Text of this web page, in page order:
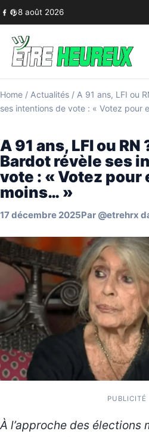
Skip to content
8 août 2026
Home / Actualités / A 91 ans, LFI ou
ses intentions de vote : « Votez pour
A 91 ans, LFI ou
Bardot révèle ses
vote : « Votez pour
moins… »
17 décembre 2025Par @etrehrx
PUBLICITÉ
À l’approche des élections